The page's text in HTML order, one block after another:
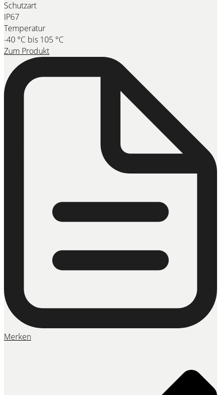
Schutzart
IP67
Temperatur
-40 °C bis 105 °C
Zum Produkt
Merken